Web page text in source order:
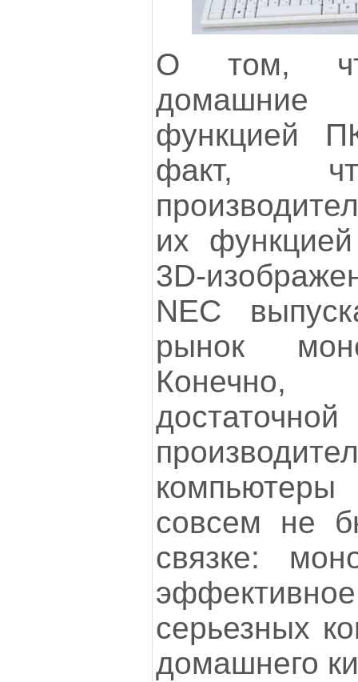
О том,
домашние
функцией
факт,
их функцией
3D-
NEC
рынок
достаточной
совсем не
связке:
серьезных
домашнего